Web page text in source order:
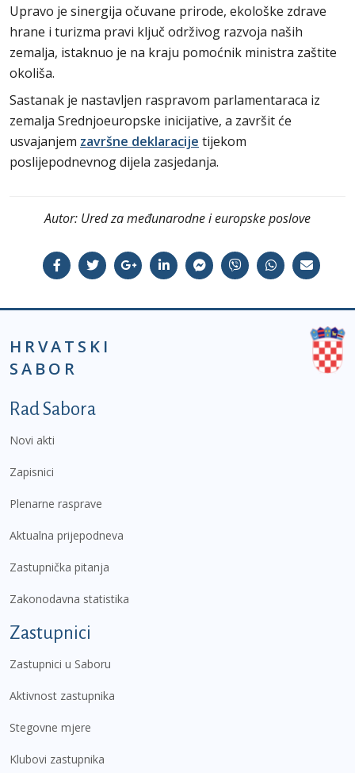
Upravo je sinergija očuvane prirode, ekološke zdrave
hrane i turizma pravi ključ održivog razvoja naših
zemalja, istaknuo je na kraju pomoćnik ministra zaštite
okoliša.
Sastanak je nastavljen raspravom parlamentaraca iz
zemalja Srednjoeuropske inicijative, a završit će
usvajanjem završne deklaracije tijekom
poslijepodnevnog dijela zasjedanja.
Autor: Ured za međunarodne i europske poslove
HRVATSKI
SABOR
Podnožje prvi izbornik
Rad Sabora
Novi akti
Zapisnici
Plenarne rasprave
Aktualna prijepodneva
Zastupnička pitanja
Zakonodavna statistika
Zastupnici
Zastupnici u Saboru
Aktivnost zastupnika
Stegovne mjere
Klubovi zastupnika